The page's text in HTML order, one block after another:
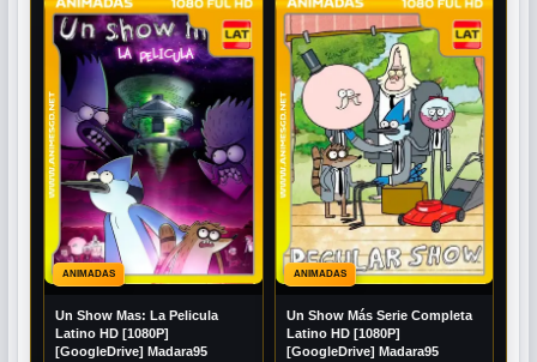
ANIMADAS
Un Show Mas: La Pelicula
Latino HD [1080P]
[GoogleDrive] Madara95
ANIMADAS
Un Show Más Serie Completa
Latino HD [1080P]
[GoogleDrive] Madara95